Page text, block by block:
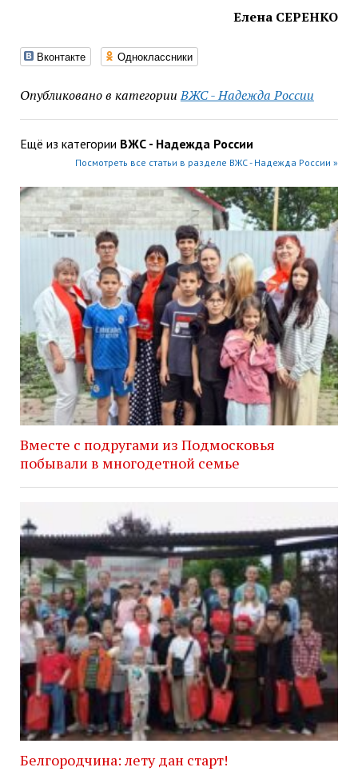
Елена СЕРЕНКО
Вконтакте Одноклассники
Опубликовано в категории ВЖС - Надежда России
Ещё из категории ВЖС - Надежда России
Посмотреть все статьи в разделе ВЖС - Надежда России »
Вместе с подругами из Подмосковья
побывали в многодетной семье
Белгородчина: лету дан старт!